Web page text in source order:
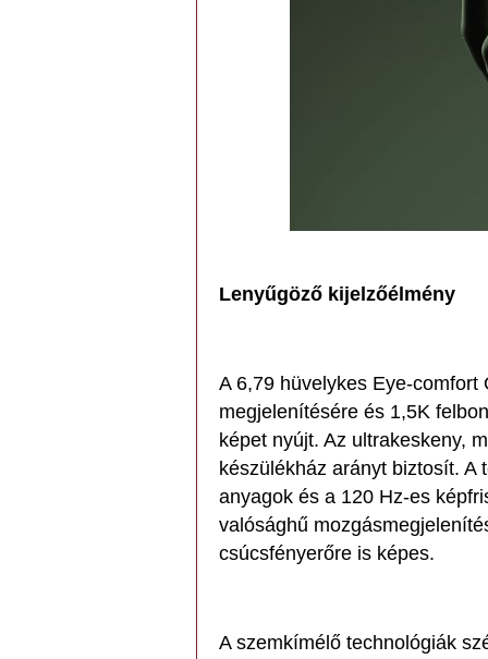
Lenyűgöző kijelzőélmény
A 6,79 hüvelykes Eye-
megjelenítésére és 1,5K
képet nyújt. Az ultrakeskeny,
készülékház arányt biztosít. A
anyagok és a 120 Hz-es
valósághű
csúcsfényerőre is képes.
A szemkímélő technológiák